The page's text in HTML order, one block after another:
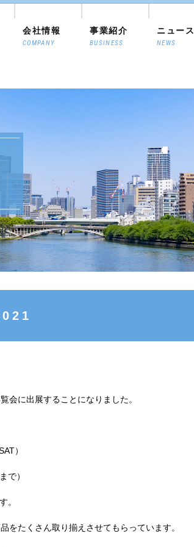
会社情報
COMPANY
事業紹介
BUSINESS
ニュース
NEWS
会に出展することになりました。
）
で）
。
をたくさん取り揃えさせてもらっています。